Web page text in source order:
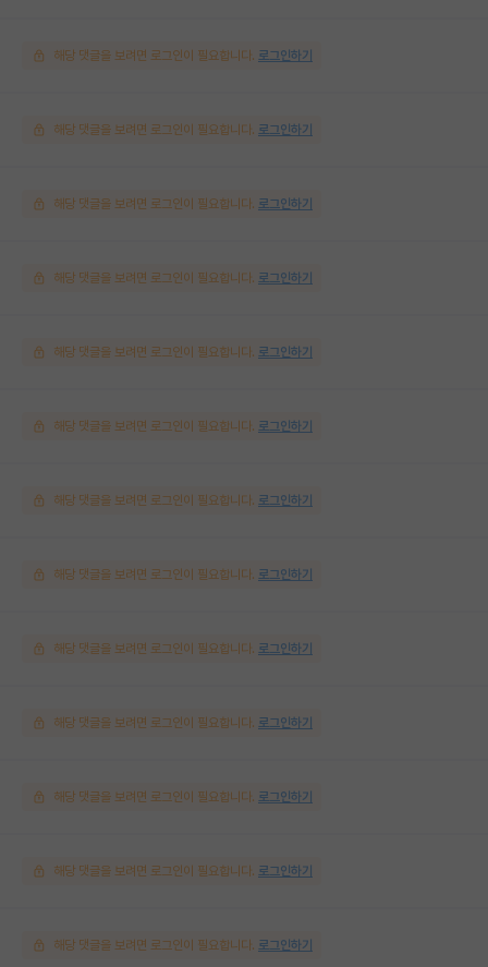
해당 댓글을 보려면 로그인이 필요합니다. 로그인하기
해당 댓글을 보려면 로그인이 필요합니다. 로그인하기
해당 댓글을 보려면 로그인이 필요합니다. 로그인하기
해당 댓글을 보려면 로그인이 필요합니다. 로그인하기
해당 댓글을 보려면 로그인이 필요합니다. 로그인하기
해당 댓글을 보려면 로그인이 필요합니다. 로그인하기
해당 댓글을 보려면 로그인이 필요합니다. 로그인하기
해당 댓글을 보려면 로그인이 필요합니다. 로그인하기
해당 댓글을 보려면 로그인이 필요합니다. 로그인하기
해당 댓글을 보려면 로그인이 필요합니다. 로그인하기
해당 댓글을 보려면 로그인이 필요합니다. 로그인하기
해당 댓글을 보려면 로그인이 필요합니다. 로그인하기
해당 댓글을 보려면 로그인이 필요합니다. 로그인하기